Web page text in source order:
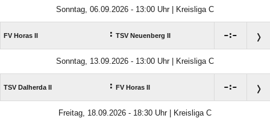
Sonntag, 06.09.2026 - 13:00 Uhr | Kreisliga C
FV Horas II : TSV Neuenberg II :
Sonntag, 13.09.2026 - 13:00 Uhr | Kreisliga C
TSV Dalherda II : FV Horas II :
Freitag, 18.09.2026 - 18:30 Uhr | Kreisliga C